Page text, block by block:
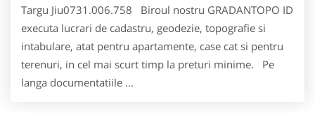
Targu Jiu0731.006.758 Biroul nostru GRADANTOPO ID
executa lucrari de cadastru, geodezie, topografie si
intabulare, atat pentru apartamente, case cat si pentru
terenuri, in cel mai scurt timp la preturi minime. Pe
langa documentatiile ...